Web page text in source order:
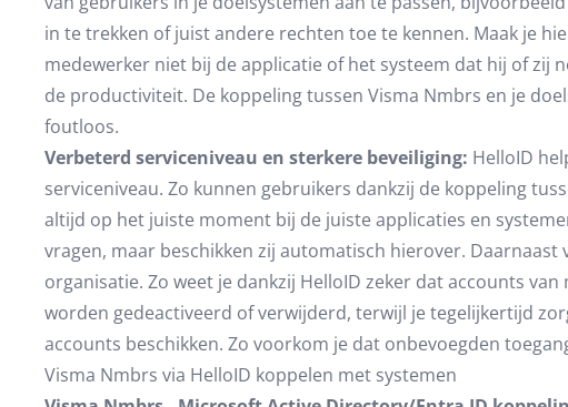
in te trekken of juist andere rechten toe te kennen. Maak je
medewerker niet bij de applicatie of het systeem dat hij of zij
de productiviteit. De koppeling tussen Visma Nmbrs en je
foutloos.
Verbeterd serviceniveau en sterkere beveiliging: HelloID
serviceniveau. Zo kunnen gebruikers dankzij de koppeling
altijd op het juiste moment bij de juiste applicaties en
vragen, maar beschikken zij automatisch hierover. Daarnaast
organisatie. Zo weet je dankzij HelloID zeker dat accounts
worden gedeactiveerd of verwijderd, terwijl je tegelijkertijd
accounts beschikken. Zo voorkom je dat onbevoegden
Visma Nmbrs via HelloID koppelen met systemen